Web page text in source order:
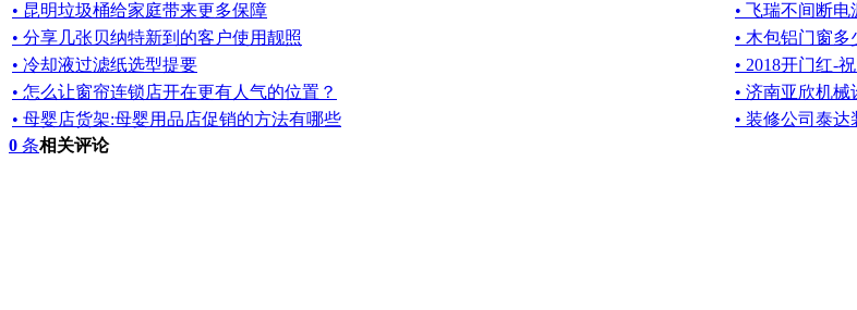
• 昆明垃圾桶给家庭带来更多保障
• 飞瑞不间断
• 分享几张贝纳特新到的客户使用靓照
• 木包铝门窗多
• 冷却液过滤纸选型提要
• 2018开门红-
• 怎么让窗帘连锁店开在更有人气的位置？
• 济南亚欣机械
• 母婴店货架:母婴用品店促销的方法有哪些
• 装修公司泰
0 条相关评论